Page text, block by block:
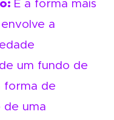
É a forma mais
a
um fundo de
forma de
de uma